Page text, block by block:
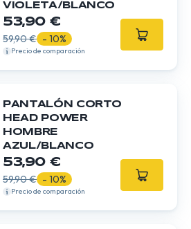
VIOLETA/BLANCO
53,90 €
59,90 € - 10%
Precio de comparación
PANTALÓN CORTO
HEAD POWER
HOMBRE
AZUL/BLANCO
53,90 €
59,90 € - 10%
Precio de comparación